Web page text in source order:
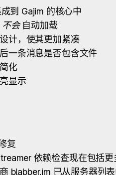
到 Gajim 的核心中
不会自动加载
计，使其更加紧凑
一条消息是否包含文件
化
显示
复
依赖检查现在包括
blabber.im 已从服务器列